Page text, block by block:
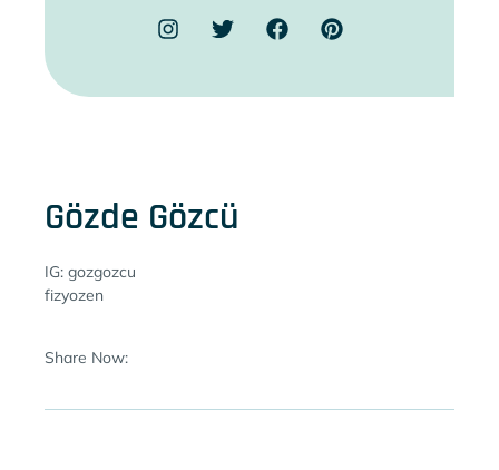
Gözde Gözcü
IG: gozgozcu
fizyozen
Share Now: